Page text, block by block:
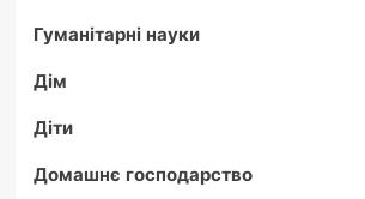
Гуманітарні науки
Дім
Діти
Домашнє господарство